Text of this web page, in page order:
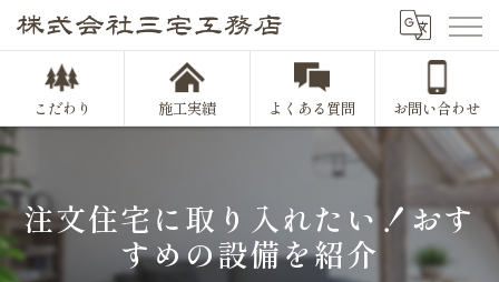
こだわり 施工実績 よくある質問 お問い合わせ
注文住宅に取り入れたい！おす
すめの設備を紹介